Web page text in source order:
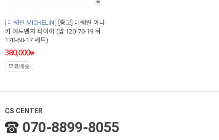
미쉐린 MICHELIN
[중고] 미쉐린 아나
키 어드벤처 타이어 (앞 120-70-19 뒤
170-60-17 세트)
380,000₩
무료배송
CS CENTER
070-8899-8055